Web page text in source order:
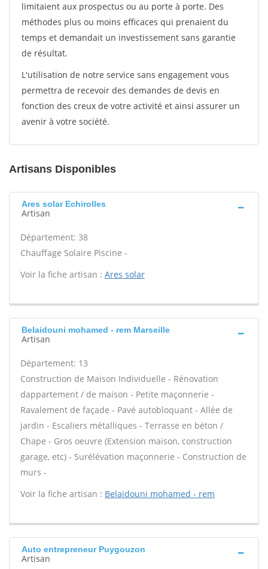
limitaient aux prospectus ou au porte à porte. Des
méthodes plus ou moins efficaces qui prenaient du
temps et demandait un investissement sans garantie
de résultat.
L'utilisation de notre service sans engagement vous
permettra de recevoir des demandes de devis en
fonction des creux de votre activité et ainsi assurer un
avenir à votre société.
Artisans Disponibles
Ares solar Echirolles
Artisan
Département: 38
Chauffage Solaire Piscine -
Voir la fiche artisan : Ares solar
Belaidouni mohamed - rem Marseille
Artisan
Département: 13
Construction de Maison Individuelle - Rénovation
dappartement / de maison - Petite maçonnerie -
Ravalement de façade - Pavé autobloquant - Allée de
jardin - Escaliers métalliques - Terrasse en béton /
Chape - Gros oeuvre (Extension maison, construction
garage, etc) - Surélévation maçonnerie - Construction de
murs -
Voir la fiche artisan : Belaidouni mohamed - rem
Auto entrepreneur Puygouzon
Artisan